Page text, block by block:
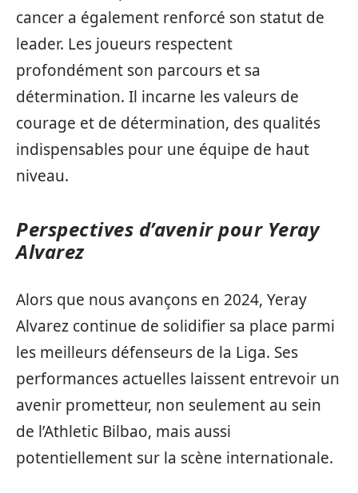
cancer a également renforcé son statut de
leader. Les joueurs respectent
profondément son parcours et sa
détermination. Il incarne les valeurs de
courage et de détermination, des qualités
indispensables pour une équipe de haut
niveau.
Perspectives d’avenir pour Yeray
Alvarez
Alors que nous avançons en 2024, Yeray
Alvarez continue de solidifier sa place parmi
les meilleurs défenseurs de la Liga. Ses
performances actuelles laissent entrevoir un
avenir prometteur, non seulement au sein
de l’Athletic Bilbao, mais aussi
potentiellement sur la scène internationale.